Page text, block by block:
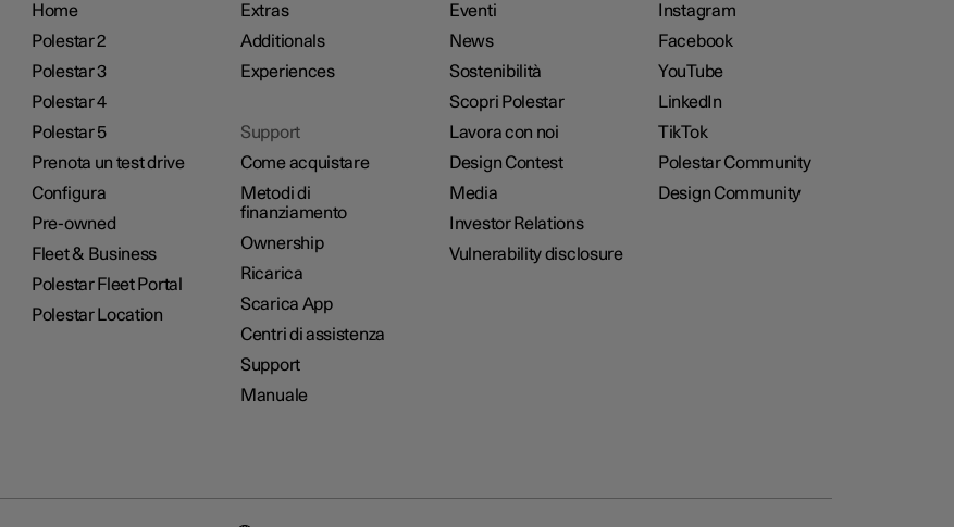
Home
Polestar 2
Polestar 3
Polestar 4
Polestar 5
Prenota un test drive
Configura
Pre-owned
Fleet & Business
Polestar Fleet Portal
Polestar Location
Extras
Additionals
Experiences
Support
Come acquistare
Metodi di
finanziamento
Ownership
Ricarica
Scarica App
Centri di assistenza
Support
Manuale
Eventi
News
Sostenibilità
Scopri Polestar
Lavora con noi
Design Contest
Media
Investor Relations
Vulnerability disclosure
Instagram
Facebook
YouTube
LinkedIn
TikTok
Polestar Community
Design Community